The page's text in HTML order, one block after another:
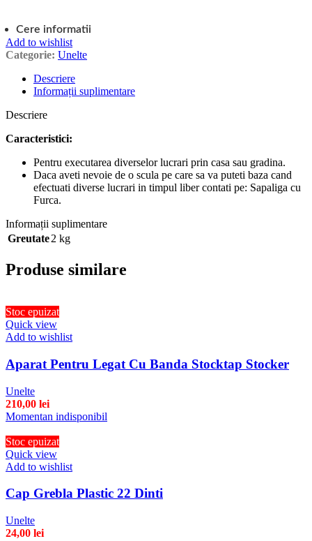
Cere informatii
Add to wishlist
Categorie: Unelte
Descriere
Informații suplimentare
Descriere
Caracteristici:
Pentru executarea diverselor lucrari prin casa sau gradina.
Daca aveti nevoie de o scula pe care sa va puteti baza cand
efectuati diverse lucrari in timpul liber contati pe: Sapaliga cu
Furca.
Informații suplimentare
Greutate2 kg
Produse similare
Stoc epuizat
Quick view
Add to wishlist
Aparat Pentru Legat Cu Banda Stocktap Stocker
Unelte
210,00 lei
Momentan indisponibil
Stoc epuizat
Quick view
Add to wishlist
Cap Grebla Plastic 22 Dinti
Unelte
24,00 lei